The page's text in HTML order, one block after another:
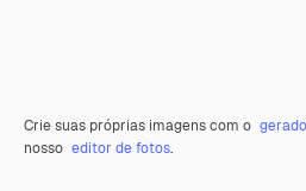
Crie suas próprias imagens com o
nosso editor de fotos.